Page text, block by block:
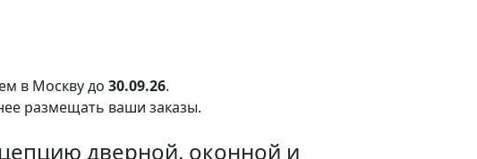
в Москву до 30.09.26.
размещать ваши заказы.
дверной, оконной и